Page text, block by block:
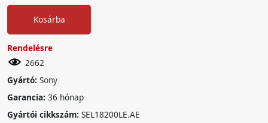
Kosárba
Rendelésre
2662
Gyártó: Sony
Garancia: 36 hónap
Gyártói cikkszám: SEL18200LE.AE